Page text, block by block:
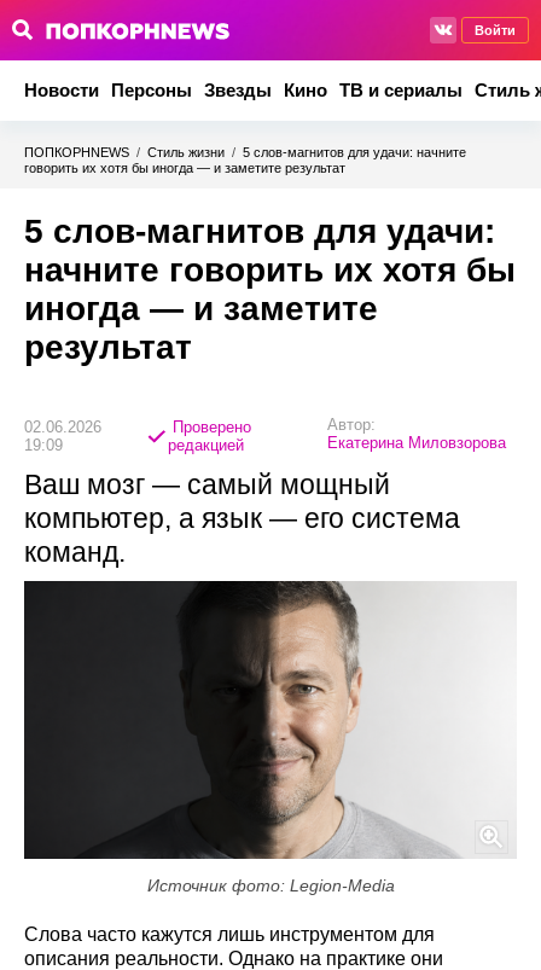
Войти
Новости Персоны Звезды Кино ТВ и сериалы Стиль
ПОПКОРНNEWS / Стиль жизни / 5 слов-магнитов для удачи: начните
говорить их хотя бы иногда — и заметите результат
5 слов-магнитов для удачи:
начните говорить их хотя бы
иногда — и заметите
результат
02.06.2026
19:09
Проверено
редакцией
Автор:
Екатерина Миловзорова
Ваш мозг — самый мощный
компьютер, а язык — его система
команд.
Источник фото: Legion-Media
Слова часто кажутся лишь инструментом для
описания реальности. Однако на практике они